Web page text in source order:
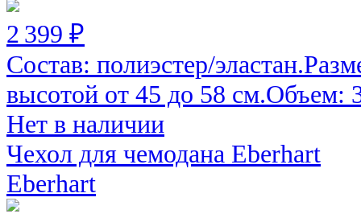
2 399 ₽
Состав: полиэстер/
высотой от 45 до 58 см.Объем:
Нет в наличии
Чехол для чемодана Eberhart
Eberhart